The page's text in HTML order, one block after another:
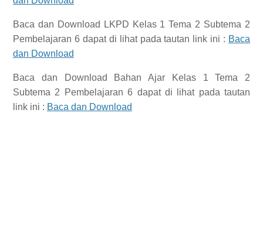
Baca dan Download
LKPD Kelas 1 Tema 2 Subtema 2
Pembelajaran 6 dapat di lihat pada tautan link ini : Baca
dan Download
Baca dan Download
Bahan Ajar Kelas 1 Tema 2
Subtema 2 Pembelajaran 6 dapat di lihat pada tautan
link ini : Baca dan Download